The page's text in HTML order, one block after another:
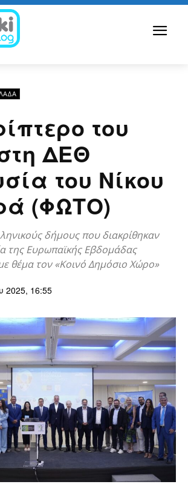
του
ΔΕΘ
του Νίκου
(ΦΩΤΟ)
δήμους που διακρίθηκαν
της Ευρωπαϊκής Εβδομάδας
θέμα τον «Κοινό Δημόσιο Χώρο»
2025, 16:55